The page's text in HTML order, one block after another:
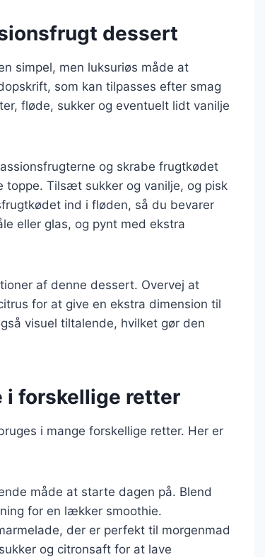
dessert
simpel, men luksuriøs måde at
som kan tilpasses efter smag
fløde, sukker og eventuelt lidt vanilje
og skrabe frugtkødet
toppe. Tilsæt sukker og vanilje, og pisk
ind i fløden, så du bevarer
eller glas, og pynt med ekstra
af denne dessert. Overvej at
for at give en ekstra dimension til
visuel tiltalende, hvilket gør den
i forskellige retter
i mange forskellige retter. Her er
måde at starte dagen på. Blend
for en lækker smoothie.
der er perfekt til morgenmad
og citronsaft for at lave